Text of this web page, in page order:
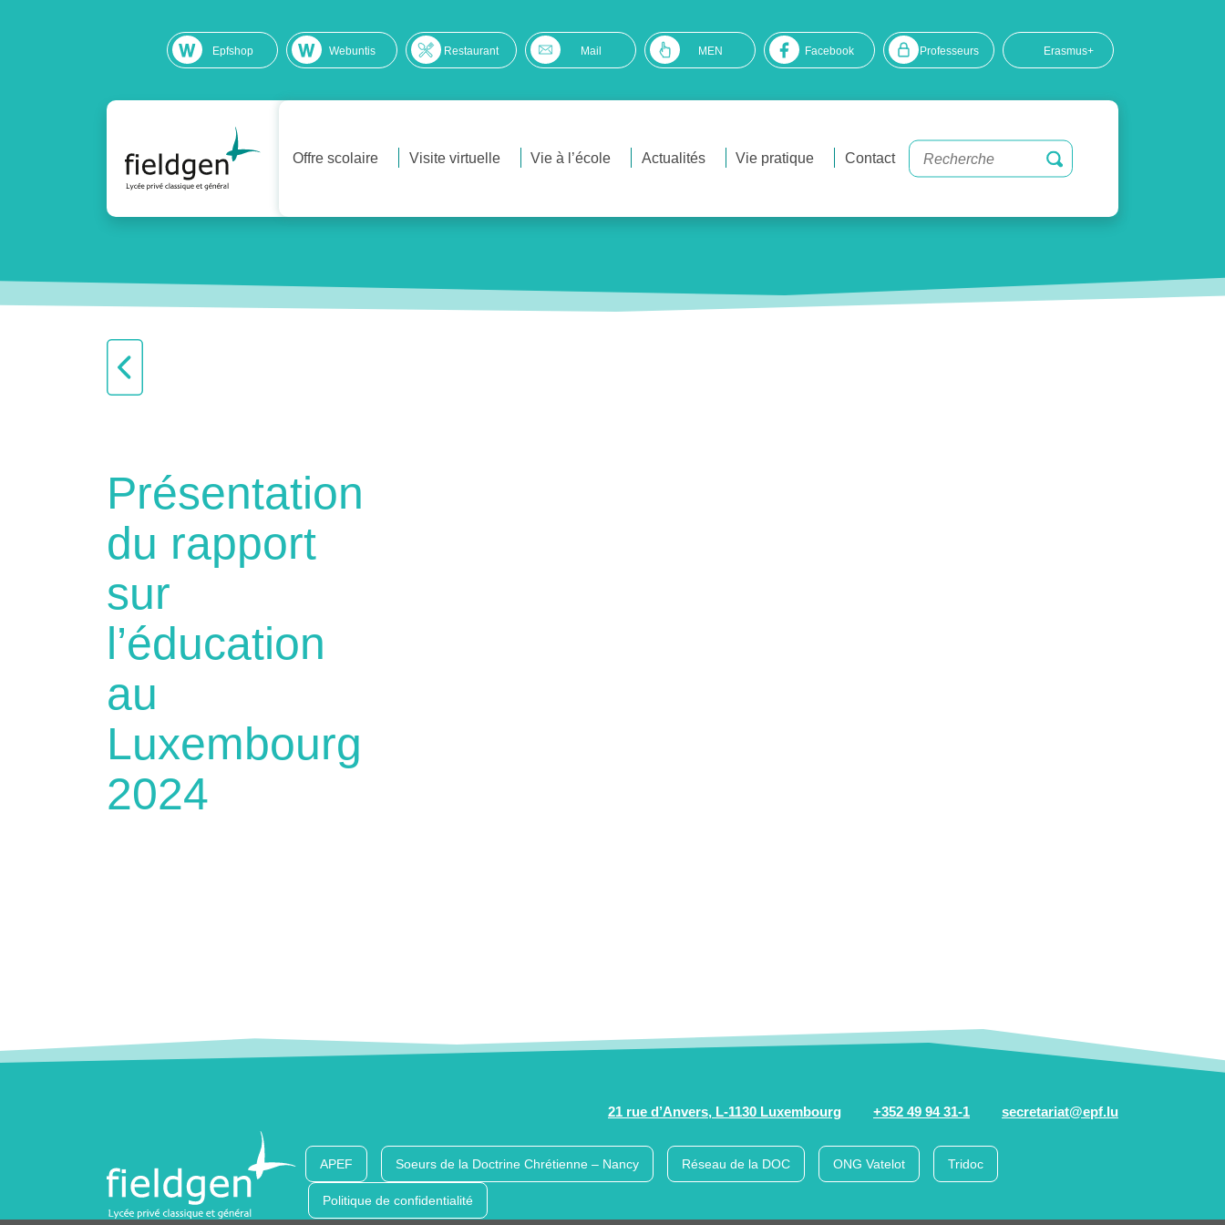
Epfshop Webuntis Restaurant Mail MEN Facebook Professeurs Erasmus+
Offre scolaire Visite virtuelle Vie à l’école Actualités Vie pratique Contact
Présentation
du rapport
sur
l’éducation
au
Luxembourg
2024
21 rue d’Anvers, L-1130 Luxembourg +352 49 94 31-1 secretariat@epf.lu
APEF Soeurs de la Doctrine Chrétienne – Nancy Réseau de la DOC ONG Vatelot Tridoc
Politique de confidentialité